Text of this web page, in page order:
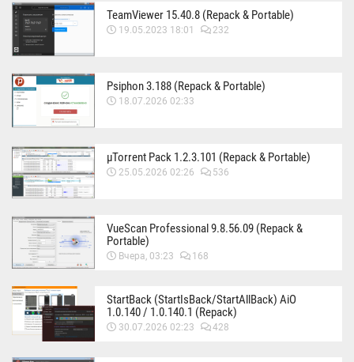
TeamViewer 15.40.8 (Repack & Portable)
19.05.2023 18:01 232
Psiphon 3.188 (Repack & Portable)
18.07.2026 02:33
µTorrent Pack 1.2.3.101 (Repack & Portable)
25.05.2026 02:26 536
VueScan Professional 9.8.56.09 (Repack &
Portable)
Вчера, 03:23 168
StartBack (StartIsBack/StartAllBack) AiO
1.0.140 / 1.0.140.1 (Repack)
30.07.2026 02:23 428